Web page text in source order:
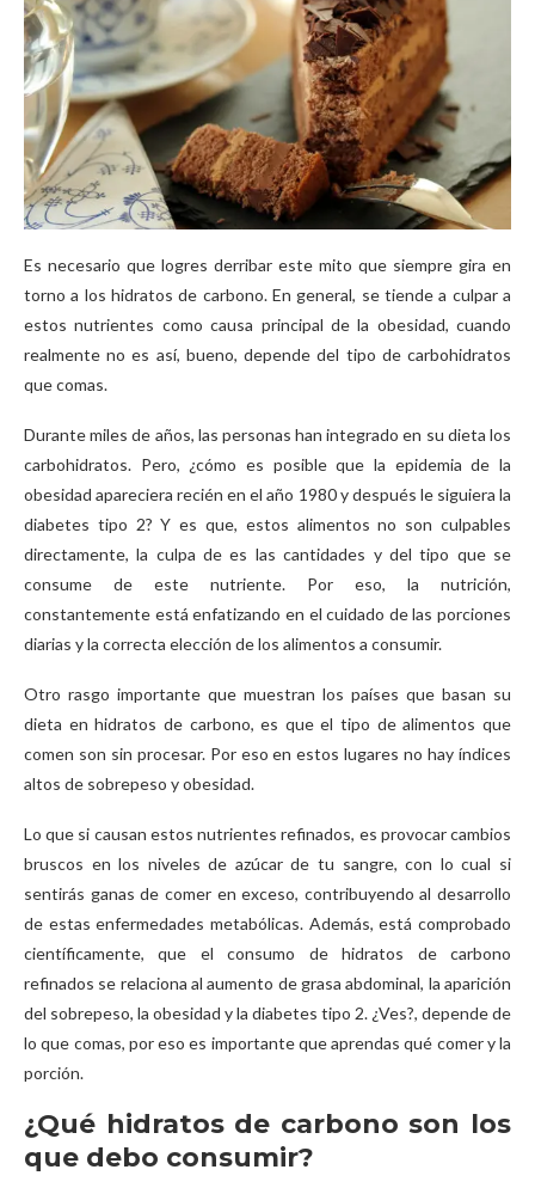
Es necesario que logres derribar este mito que siempre gira en
torno a los hidratos de carbono. En general, se tiende a culpar a
estos nutrientes como causa principal de la obesidad, cuando
realmente no es así, bueno, depende del tipo de carbohidratos
que comas.
Durante miles de años, las personas han integrado en su dieta los
carbohidratos. Pero, ¿cómo es posible que la epidemia de la
obesidad apareciera recién en el año 1980 y después le siguiera la
diabetes tipo 2? Y es que, estos alimentos no son culpables
directamente, la culpa de es las cantidades y del tipo que se
consume de este nutriente. Por eso, la nutrición,
constantemente está enfatizando en el cuidado de las porciones
diarias y la correcta elección de los alimentos a consumir.
Otro rasgo importante que muestran los países que basan su
dieta en hidratos de carbono, es que el tipo de alimentos que
comen son sin procesar. Por eso en estos lugares no hay índices
altos de sobrepeso y obesidad.
Lo que si causan estos nutrientes refinados, es provocar cambios
bruscos en los niveles de azúcar de tu sangre, con lo cual si
sentirás ganas de comer en exceso, contribuyendo al desarrollo
de estas enfermedades metabólicas. Además, está comprobado
científicamente, que el consumo de hidratos de carbono
refinados se relaciona al aumento de grasa abdominal, la aparición
del sobrepeso, la obesidad y la diabetes tipo 2. ¿Ves?, depende de
lo que comas, por eso es importante que aprendas qué comer y la
porción.
¿Qué hidratos de carbono son los
que debo consumir?